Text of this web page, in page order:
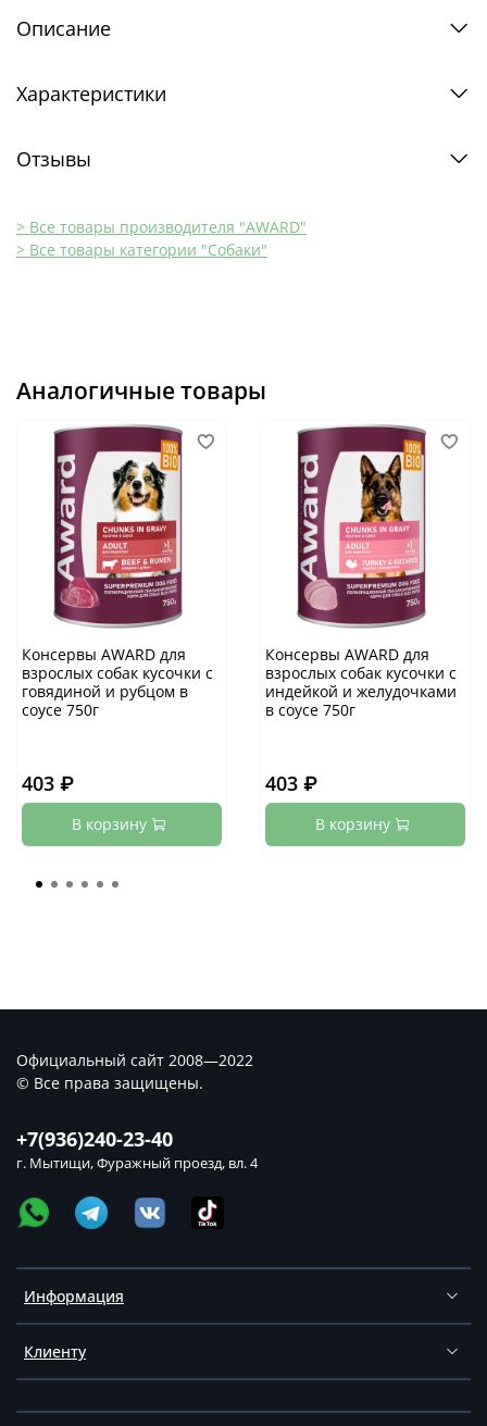
Описание
Характеристики
Отзывы
> Все товары производителя "AWARD"
> Все товары категории "Собаки"
Аналогичные товары
Консервы AWARD для
взрослых собак кусочки с
говядиной и рубцом в
соусе 750г
403 ₽
В корзину
Консервы AWARD для
взрослых собак кусочки с
индейкой и желудочками
в соусе 750г
403 ₽
В корзину
Информация
Клиенту
+7(936)240-23-40
г. Мытищи, Фуражный проезд, вл. 4
Официальный сайт 2008—2022
© Все права защищены.